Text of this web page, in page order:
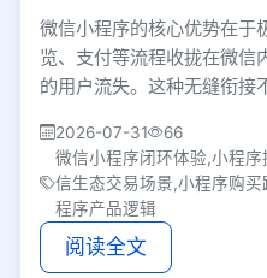
微信小程序的核心优势在于
览、支付等流程收拢在微信
的用户流失。这种无缝衔接
2026-07-31
66
微信小程序闭环体验,小程
信生态交易场景,小程序购
程序产品逻辑
阅读全文